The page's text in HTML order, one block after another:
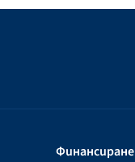
Финансиране